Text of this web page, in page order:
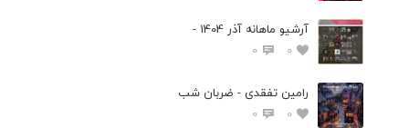
آرشیو ماهانه آذر 1404 -
0
0
رامین تفقدی - ضربان شب
0
0